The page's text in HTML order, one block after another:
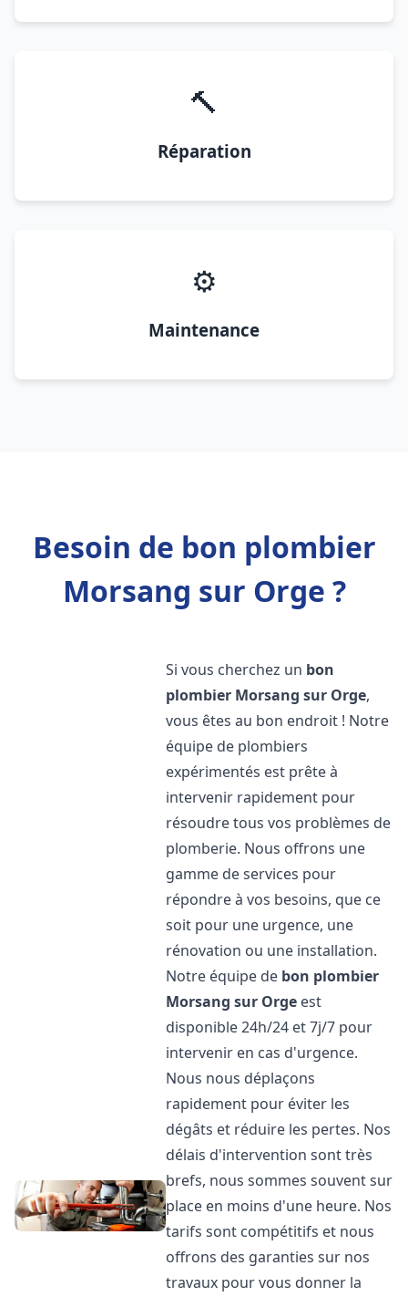
🔨
Réparation
⚙️
Maintenance
Besoin de bon plombier
Morsang sur Orge ?
Si vous cherchez un bon
plombier Morsang sur Orge,
vous êtes au bon endroit ! Notre
équipe de plombiers
expérimentés est prête à
intervenir rapidement pour
résoudre tous vos problèmes de
plomberie. Nous offrons une
gamme de services pour
répondre à vos besoins, que ce
soit pour une urgence, une
rénovation ou une installation.
Notre équipe de bon plombier
Morsang sur Orge est
disponible 24h/24 et 7j/7 pour
intervenir en cas d'urgence.
Nous nous déplaçons
rapidement pour éviter les
dégâts et réduire les pertes. Nos
délais d'intervention sont très
brefs, nous sommes souvent sur
place en moins d'une heure. Nos
tarifs sont compétitifs et nous
offrons des garanties sur nos
travaux pour vous donner la